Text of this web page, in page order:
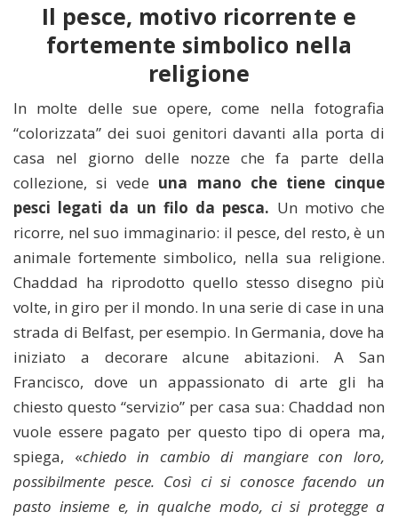
Il pesce, motivo ricorrente e
fortemente simbolico nella
religione
In molte delle sue opere, come nella fotografia
“colorizzata” dei suoi genitori davanti alla porta di
casa nel giorno delle nozze che fa parte della
collezione, si vede una mano che tiene cinque
pesci legati da un filo da pesca. Un motivo che
ricorre, nel suo immaginario: il pesce, del resto, è un
animale fortemente simbolico, nella sua religione.
Chaddad ha riprodotto quello stesso disegno più
volte, in giro per il mondo. In una serie di case in una
strada di Belfast, per esempio. In Germania, dove ha
iniziato a decorare alcune abitazioni. A San
Francisco, dove un appassionato di arte gli ha
chiesto questo “servizio” per casa sua: Chaddad non
vuole essere pagato per questo tipo di opera ma,
spiega, «chiedo in cambio di mangiare con loro,
possibilmente pesce. Così ci si conosce facendo un
pasto insieme e, in qualche modo, ci si protegge a